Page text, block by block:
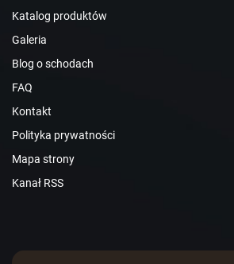
Katalog produktów
Galeria
Blog o schodach
FAQ
Kontakt
Polityka prywatności
Mapa strony
Kanał RSS